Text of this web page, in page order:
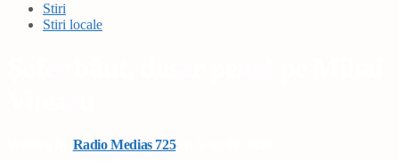
Stiri
Stiri locale
Radio Medias 725on 9 aprilie 2026